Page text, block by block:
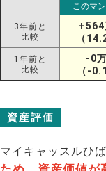
このマ
3年前と
比較
+564
（
1年前と
比較
-0
（-
資産評価
マイキャッスルひ